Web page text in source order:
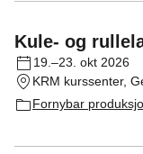
Kule- og
19.–23. okt 2026
KRM kurssenter,
Fornybar